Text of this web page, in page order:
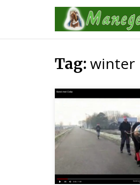
Tag: winter